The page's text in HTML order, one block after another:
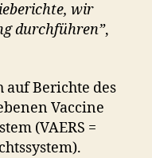
wir
durchführen”,
auf Berichte des
Vaccine
(VAERS =